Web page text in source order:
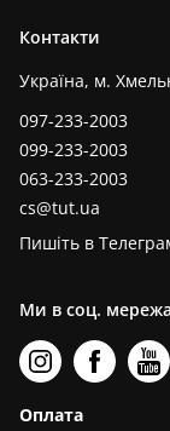
Контакти
Україна, м.
097-233-2003
099-233-2003
063-233-2003
cs@tut.ua
Пишіть в
Ми в соц.
Оплата